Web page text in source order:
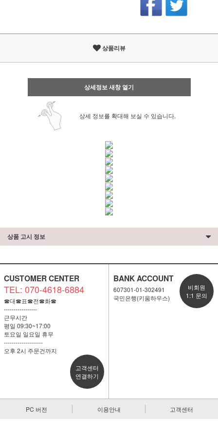
상품리뷰
상세정보 새창 열기
상세 정보를 확대해 보실 수 있습니다.
상품 고시 정보
CUSTOMER CENTER
TEL: 070-4618-6884
☎대☎표☎전☎화☎
-----------------
근무시간
평일 09:30~17:00
토요일 일요일 휴무
--------------------
오후 2시 주문건까지
고객센터
연결하기
BANK ACCOUNT
607301-01-302491
국민은행(키움하우스)
비회원
1:1 문의
PC 버전 이용안내 고객센터